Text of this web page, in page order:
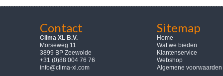
Contact
Clima XL B.V.
Morseweg 11
3899 BP Zeewolde
+31 (0)88 004 76 76
info@clima-xl.com
Sitemap
Home
Wat we bieden
Klantenservice
Webshop
Algemene voorwaarden